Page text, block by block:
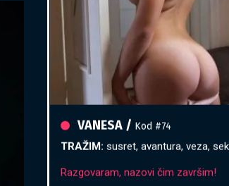
TRAŽIM:susret, avantura, veza, seks